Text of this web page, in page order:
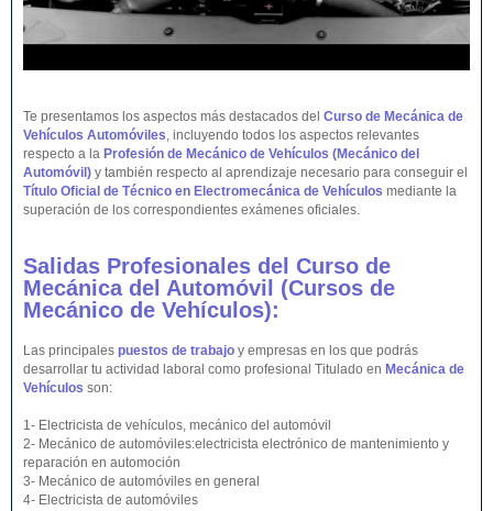
Te presentamos los aspectos más destacados del Curso de Mecánica de
Vehículos Automóviles, incluyendo todos los aspectos relevantes
respecto a la Profesión de Mecánico de Vehículos (Mecánico del
Automóvil) y también respecto al aprendizaje necesario para conseguir el
Título Oficial de Técnico en Electromecánica de Vehículos mediante la
superación de los correspondientes exámenes oficiales.
Salidas Profesionales del Curso de
Mecánica del Automóvil (Cursos de
Mecánico de Vehículos):
Las principales puestos de trabajo y empresas en los que podrás
desarrollar tu actividad laboral como profesional Titulado en Mecánica de
Vehículos son:
1- Electricista de vehículos, mecánico del automóvil
2- Mecánico de automóviles:electricista electrónico de mantenimiento y
reparación en automoción
3- Mecánico de automóviles en general
4- Electricista de automóviles